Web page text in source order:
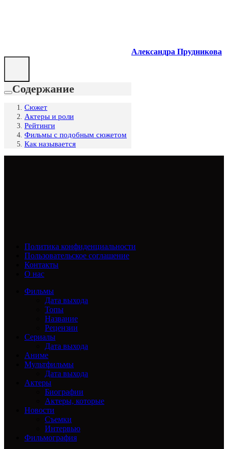
Александра Прудникова
Содержание
Сюжет
Актеры и роли
Рейтинги
Фильмы с подобным сюжетом
Как называется
Политика конфиденциальности
Пользовательское соглашение
Контакты
О нас
Фильмы
Дата выхода
Топы
Название
Рецензии
Сериалы
Дата выхода
Аниме
Мультфильмы
Дата выхода
Актеры
Биографии
Актеры, которые
Новости
Съемки
Интервью
Фильмография